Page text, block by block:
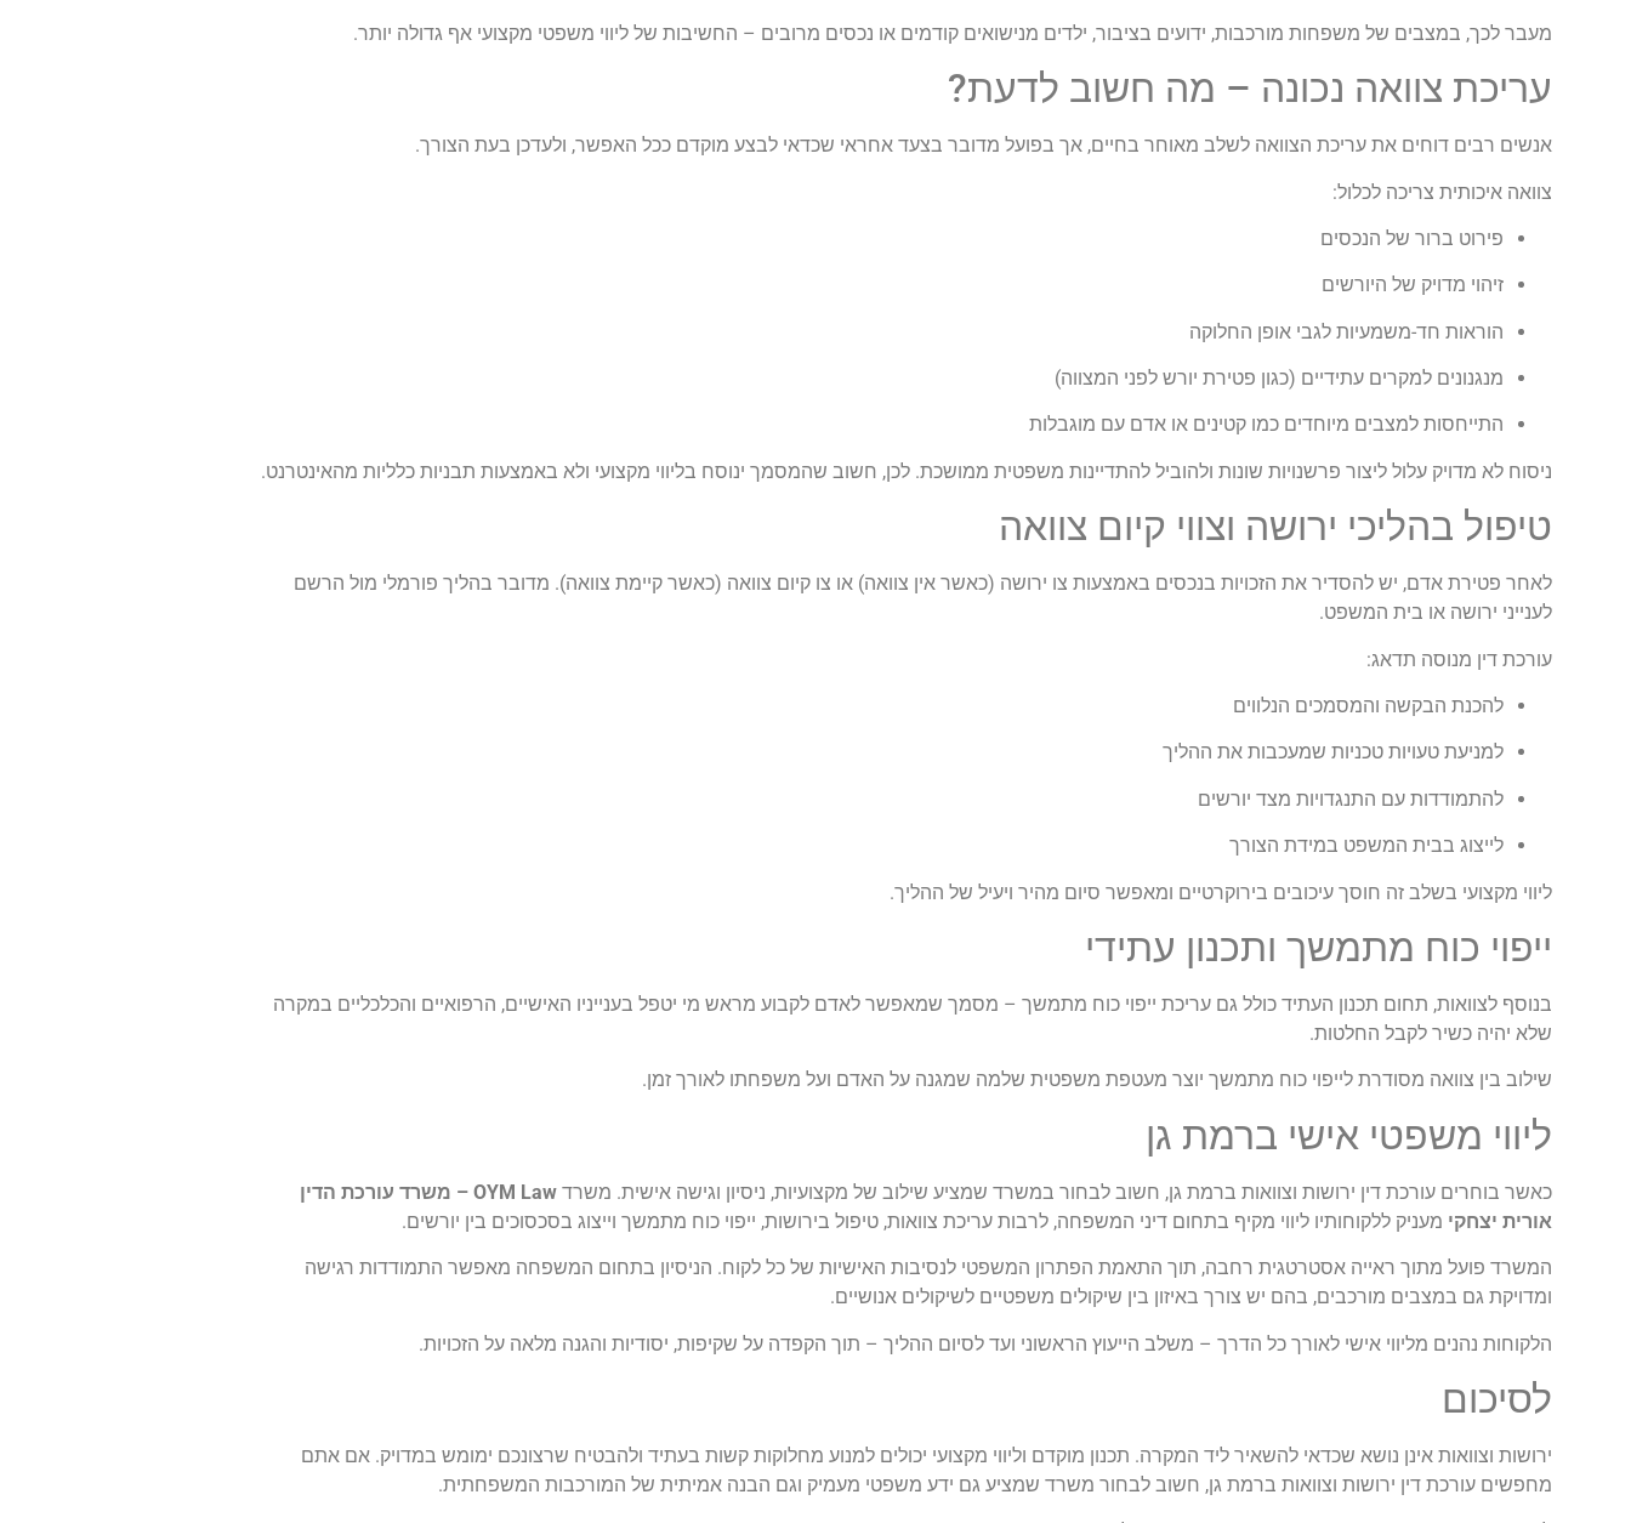
מעבר לכך, במצבים של משפחות מורכבות, ידועים בציבור, ילדים מנישואים קודמים או נכסים מרובים – החשיבות של ליווי משפטי מקצועי אף גדולה יותר.
עריכת צוואה נכונה – מה חשוב לדעת?
אנשים רבים דוחים את עריכת הצוואה לשלב מאוחר בחיים, אך בפועל מדובר בצעד אחראי שכדאי לבצע מוקדם ככל האפשר, ולעדכן בעת הצורך.
צוואה איכותית צריכה לכלול:
פירוט ברור של הנכסים
זיהוי מדויק של היורשים
הוראות חד-משמעיות לגבי אופן החלוקה
מנגנונים למקרים עתידיים (כגון פטירת יורש לפני המצווה)
התייחסות למצבים מיוחדים כמו קטינים או אדם עם מוגבלות
ניסוח לא מדויק עלול ליצור פרשנויות שונות ולהוביל להתדיינות משפטית ממושכת. לכן, חשוב שהמסמך ינוסח בליווי מקצועי ולא באמצעות תבניות כלליות מהאינטרנט.
טיפול בהליכי ירושה וצווי קיום צוואה
לאחר פטירת אדם, יש להסדיר את הזכויות בנכסים באמצעות צו ירושה (כאשר אין צוואה) או צו קיום צוואה (כאשר קיימת צוואה). מדובר בהליך פורמלי מול הרשם
לענייני ירושה או בית המשפט.
עורכת דין מנוסה תדאג:
להכנת הבקשה והמסמכים הנלווים
למניעת טעויות טכניות שמעכבות את ההליך
להתמודדות עם התנגדויות מצד יורשים
לייצוג בבית המשפט במידת הצורך
ליווי מקצועי בשלב זה חוסך עיכובים בירוקרטיים ומאפשר סיום מהיר ויעיל של ההליך.
ייפוי כוח מתמשך ותכנון עתידי
בנוסף לצוואות, תחום תכנון העתיד כולל גם עריכת ייפוי כוח מתמשך – מסמך שמאפשר לאדם לקבוע מראש מי יטפל בענייניו האישיים, הרפואיים והכלכליים במקרה
שלא יהיה כשיר לקבל החלטות.
שילוב בין צוואה מסודרת לייפוי כוח מתמשך יוצר מעטפת משפטית שלמה שמגנה על האדם ועל משפחתו לאורך זמן.
ליווי משפטי אישי ברמת גן
כאשר בוחרים עורכת דין ירושות וצוואות ברמת גן, חשוב לבחור במשרד שמציע שילוב של מקצועיות, ניסיון וגישה אישית. משרד
OYM Law – משרד עורכת הדין
אורית יצחקי מעניק ללקוחותיו ליווי מקיף בתחום דיני המשפחה, לרבות עריכת צוואות, טיפול בירושות, ייפוי כוח מתמשך וייצוג בסכסוכים בין יורשים.
המשרד פועל מתוך ראייה אסטרטגית רחבה, תוך התאמת הפתרון המשפטי לנסיבות האישיות של כל לקוח. הניסיון בתחום המשפחה מאפשר התמודדות רגישה
ומדויקת גם במצבים מורכבים, בהם יש צורך באיזון בין שיקולים משפטיים לשיקולים אנושיים.
הלקוחות נהנים מליווי אישי לאורך כל הדרך – משלב הייעוץ הראשוני ועד לסיום ההליך – תוך הקפדה על שקיפות, יסודיות והגנה מלאה על הזכויות.
לסיכום
ירושות וצוואות אינן נושא שכדאי להשאיר ליד המקרה. תכנון מוקדם וליווי מקצועי יכולים למנוע מחלוקות קשות בעתיד ולהבטיח שרצונכם ימומש במדויק. אם אתם
מחפשים עורכת דין ירושות וצוואות ברמת גן, חשוב לבחור משרד שמציע גם ידע משפטי מעמיק וגם הבנה אמיתית של המורכבות המשפחתית.